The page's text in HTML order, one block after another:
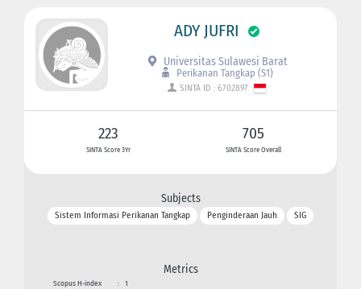
ADY JUFRI
Universitas Sulawesi Barat
Perikanan Tangkap (S1)
SINTA ID : 6702897
223
SINTA Score 3Yr
705
SINTA Score Overall
Subjects
Sistem Informasi Perikanan Tangkap Penginderaan Jauh SIG
Metrics
Scopus H-index : 1